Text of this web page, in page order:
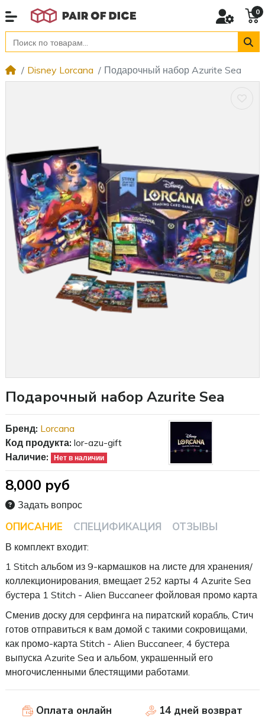
0
Disney Lorcana Подарочный набор Azurite Sea
Подарочный набор Azurite Sea
ОПИСАНИЕ СПЕЦИФИКАЦИЯ ОТЗЫВЫ
В комплект входит:
1 Stitch альбом из 9-кармашков на листе для хранения/
коллекционирования, вмещает 252 карты 4 Azurite Sea
бустера 1 Stitch - Alien Buccaneer фойловая промо карта
Сменив доску для серфинга на пиратский корабль Стич
готов отправиться к вам домой с такими сокровищами
как промо-карта Stitch - Alien Buccaneer, 4 бустера
выпуска Azurite Sea и альбом украшенный его
многочисленными блестящими работами
Бренд: Lorcana
Код продукта: lor-azu-gift
Наличие:
Нет в наличии
8,000 руб
Задать вопрос
Оплата онлайн
14 дней возврат